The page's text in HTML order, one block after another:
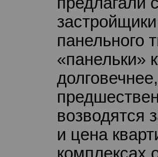
панельного
«панельки»
возводятся
и цена